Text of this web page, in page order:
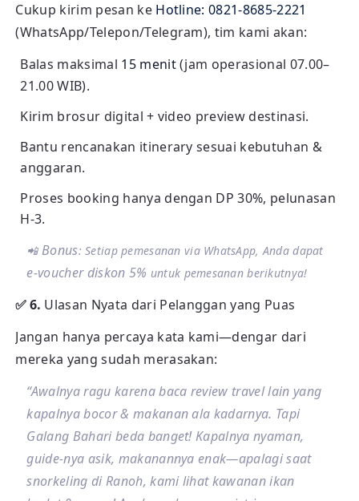
Cukup kirim pesan ke Hotline: 0821-8685-2221
(WhatsApp/Telepon/Telegram), tim kami akan:
Balas maksimal 15 menit(jam operasional 07.00–
21.00 WIB).
Kirim brosur digital + video preview destinasi.
Bantu rencanakan itinerary sesuai kebutuhan &
anggaran.
Proses booking hanya dengan DP 30%, pelunasan
H-3.
📲Bonus: Setiap pemesanan via WhatsApp, Anda dapat
e-voucher diskon 5% untuk pemesanan berikutnya!
✅ 6. Ulasan Nyata dari Pelanggan yang Puas
Jangan hanya percaya kata kami—dengar dari
mereka yang sudah merasakan:
“Awalnya ragu karena baca review travel lain yang
kapalnya bocor & makanan ala kadarnya. Tapi
Galang Bahari beda banget! Kapalnya nyaman,
guide-nya asik, makanannya enak—apalagi saat
snorkeling di Ranoh, kami lihat kawanan ikan